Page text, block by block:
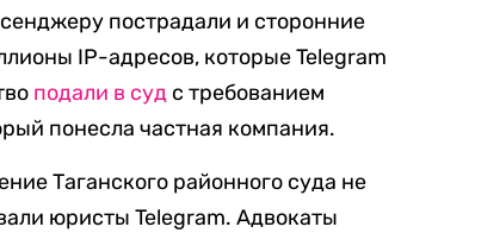
пострадали и сторонние
IP-адресов, которые Telegram
подали в суд с требованием
понесла частная компания.
Таганского районного суда не
юристы Telegram. Адвокаты